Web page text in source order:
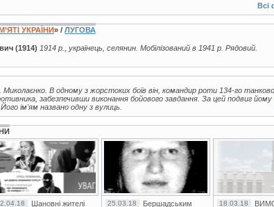
Всі
УКРАЇНИ» / ЛУГОВА
(1914) 1914 р., українець, селянин. Мобілізований в 1941 р. Рядовий.
В одному з жорстоких боїв він, командир роти 134-го
забезпечивши виконання бойового завдання. За цей подвиг йому
ім'ям названо одну з вулиць.
Шановні жителі 25.03.18 Бершадським 18.03.18